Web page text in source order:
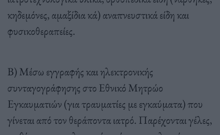
κηδεμόνες, αμαξίδια κά) αναπνευστικά είδη και
φυσικοθεραπείες.
Β) Μέσω εγγραφής και ηλεκτρονικής
συνταγογράφησης στο Εθνικό Μητρώο
Εγκαυματιών (για τραυματίες με εγκαύματα) που
γίνεται από τον θεράποντα ιατρό. Παρέχονται γέλες,